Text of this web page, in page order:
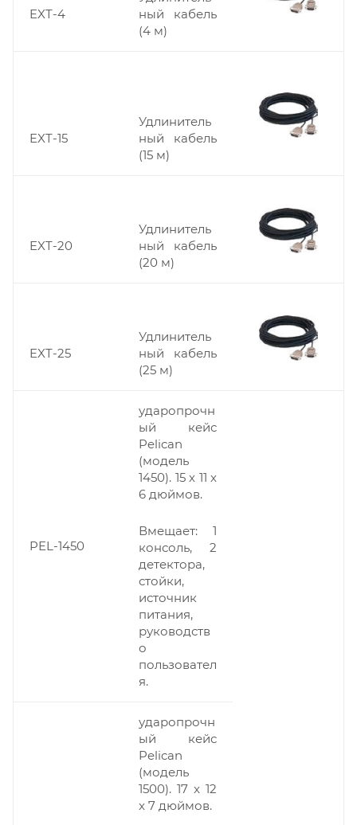
EXT-4
ный кабель
(4 м)
EXT-15
Удлинитель
ный кабель
(15 м)
EXT-20
Удлинитель
ный кабель
(20 м)
EXT-25
Удлинитель
ный кабель
(25 м)
PEL-1450
ударопрочн
ый кейс
Pelican
(модель
1450). 15 х 11 х
6 дюймов.
Вмещает: 1
консоль, 2
детектора,
стойки,
источник
питания,
руководств
о
пользовател
я.
ударопрочн
ый кейс
Pelican
(модель
1500). 17 x 12
x 7 дюймов.